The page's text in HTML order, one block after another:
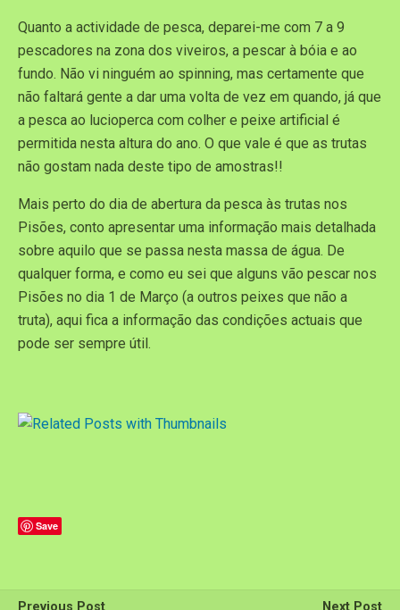
Quanto a actividade de pesca, deparei-me com 7 a 9
pescadores na zona dos viveiros, a pescar à bóia e ao
fundo. Não vi ninguém ao spinning, mas certamente que
não faltará gente a dar uma volta de vez em quando, já que
a pesca ao lucioperca com colher e peixe artificial é
permitida nesta altura do ano. O que vale é que as trutas
não gostam nada deste tipo de amostras!!
Mais perto do dia de abertura da pesca às trutas nos
Pisões, conto apresentar uma informação mais detalhada
sobre aquilo que se passa nesta massa de água. De
qualquer forma, e como eu sei que alguns vão pescar nos
Pisões no dia 1 de Março (a outros peixes que não a
truta), aqui fica a informação das condições actuais que
pode ser sempre útil.
Save